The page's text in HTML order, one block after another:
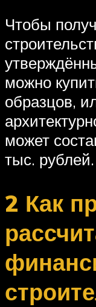
Чтобы
можно
образцов,
может
тыс. рублей.
2 Как